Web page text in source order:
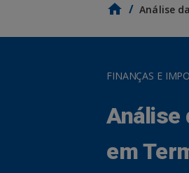
/
FINANÇAS E
Análise
em